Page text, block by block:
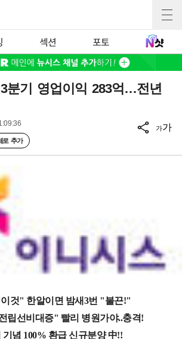
섹션 포토
분기 영업이익 283억…전년
로 추가
가가